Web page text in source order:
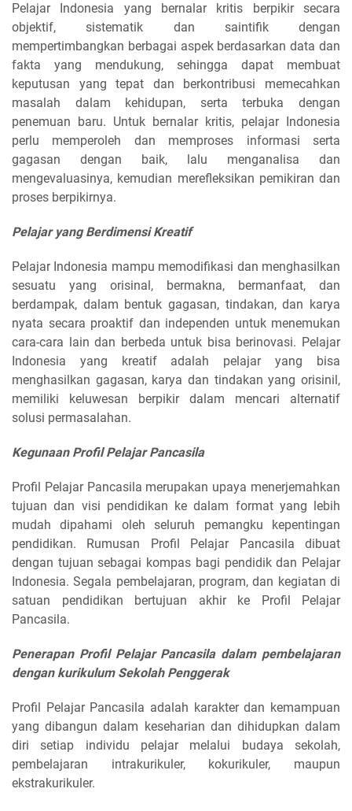
Pelajar Indonesia yang bernalar kritis berpikir secara
objektif, sistematik dan saintifik dengan
mempertimbangkan berbagai aspek berdasarkan data dan
fakta yang mendukung, sehingga dapat membuat
keputusan yang tepat dan berkontribusi memecahkan
masalah dalam kehidupan, serta terbuka dengan
penemuan baru. Untuk bernalar kritis, pelajar Indonesia
perlu memperoleh dan memproses informasi serta
gagasan dengan baik, lalu menganalisa dan
mengevaluasinya, kemudian merefleksikan pemikiran dan
proses berpikirnya.
Pelajar yang Berdimensi Kreatif
Pelajar Indonesia mampu memodifikasi dan menghasilkan
sesuatu yang orisinal, bermakna, bermanfaat, dan
berdampak, dalam bentuk gagasan, tindakan, dan karya
nyata secara proaktif dan independen untuk menemukan
cara-cara lain dan berbeda untuk bisa berinovasi. Pelajar
Indonesia yang kreatif adalah pelajar yang bisa
menghasilkan gagasan, karya dan tindakan yang orisinil,
memiliki keluwesan berpikir dalam mencari alternatif
solusi permasalahan.
Kegunaan Profil Pelajar Pancasila
Profil Pelajar Pancasila merupakan upaya menerjemahkan
tujuan dan visi pendidikan ke dalam format yang lebih
mudah dipahami oleh seluruh pemangku kepentingan
pendidikan. Rumusan Profil Pelajar Pancasila dibuat
dengan tujuan sebagai kompas bagi pendidik dan Pelajar
Indonesia. Segala pembelajaran, program, dan kegiatan di
satuan pendidikan bertujuan akhir ke Profil Pelajar
Pancasila.
Penerapan Profil Pelajar Pancasila dalam pembelajaran
dengan kurikulum Sekolah Penggerak
Profil Pelajar Pancasila adalah karakter dan kemampuan
yang dibangun dalam keseharian dan dihidupkan dalam
diri setiap individu pelajar melalui budaya sekolah,
pembelajaran intrakurikuler, kokurikuler, maupun
ekstrakurikuler.